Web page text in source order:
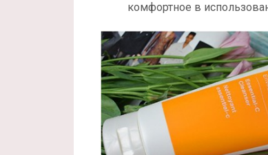
комфортное в